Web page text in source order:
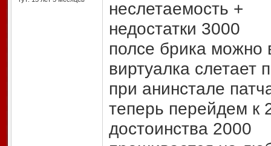
неслетаемость +
недостатки 3000
полсе брика можно
виртуалка слетает
при анинстале
теперь перейдем к
достоинства 2000